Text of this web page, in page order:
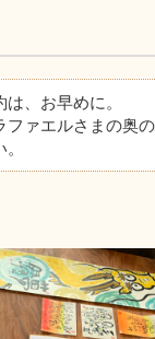
は、お早めに。
ファエルさまの奥